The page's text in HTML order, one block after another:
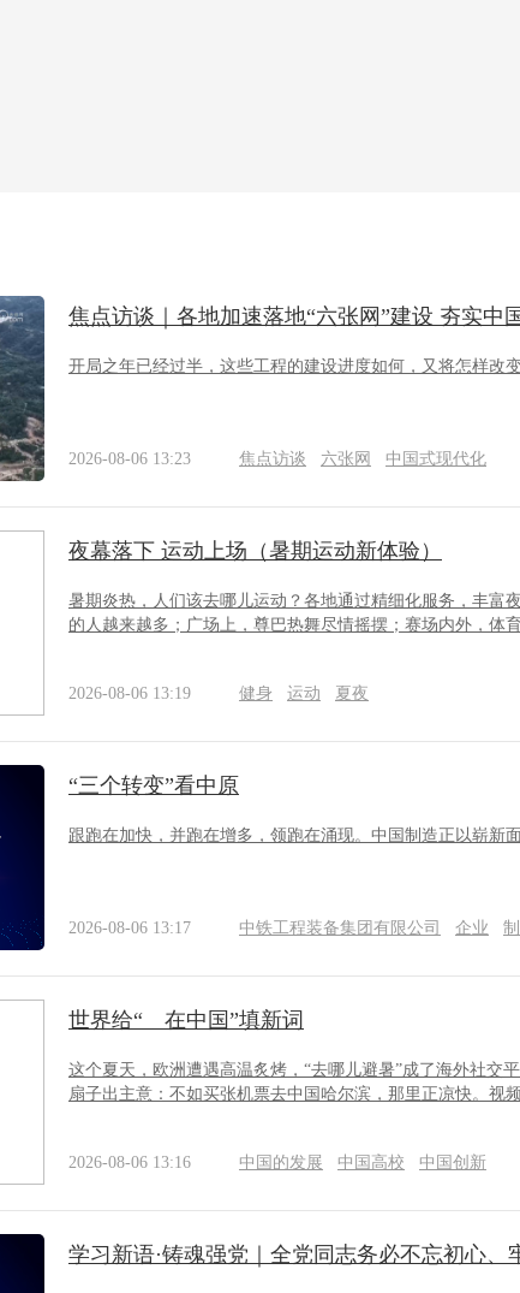
焦点访谈｜各地加速落地“六张网”建设 夯实中
开局之年已经过半，这些工程的建设进度如何，又将怎样改
2026-08-06 13:23 焦点访谈 六张网 中国式现代化
夜幕落下 运动上场（暑期运动新体验）
暑期炎热，人们该去哪儿运动？各地通过精细化服务，丰富
的人越来越多；广场上，尊巴热舞尽情摇摆；赛场内外，体
2026-08-06 13:19 健身 运动 夏夜
“三个转变”看中原
跟跑在加快，并跑在增多，领跑在涌现。中国制造正以崭新
2026-08-06 13:17 中铁工程装备集团有限公司 企业
世界给“__在中国”填新词
这个夏天，欧洲遭遇高温炙烤，“去哪儿避暑”成了海外社交
扇子出主意：不如买张机票去中国哈尔滨，那里正凉快。
2026-08-06 13:16 中国的发展 中国高校 中国创新
学习新语·铸魂强党｜全党同志务必不忘初心、